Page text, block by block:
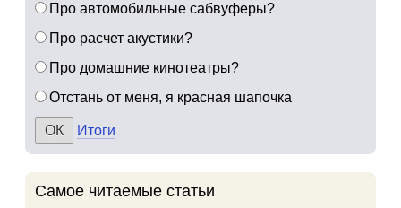
Про автомобильные сабвуферы?
Про расчет акустики?
Про домашние кинотеатры?
Отстань от меня, я красная шапочка
Итоги
Самое читаемые статьи